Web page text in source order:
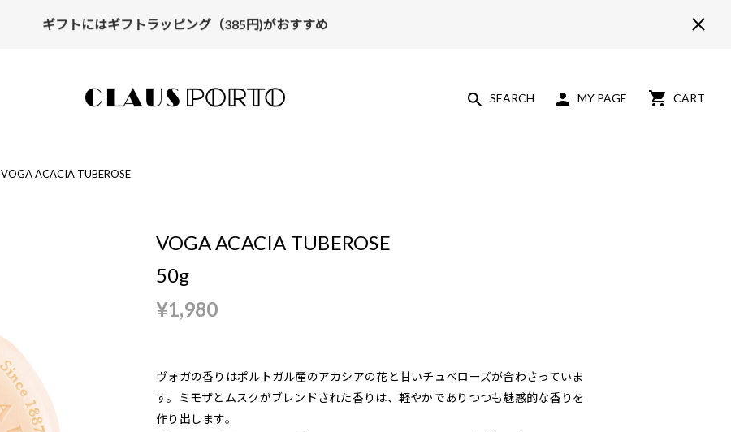
ギフトにはギフトラッピング（385円)がおすすめ
SEARCH MY PAGE CART
VOGA ACACIA TUBEROSE
VOGA ACACIA TUBEROSE
50g
¥1,980
ヴォガの香りはポルトガル産のアカシアの花と甘いチュベローズが合わさっていま
す。ミモザとムスクがブレンドされた香りは、軽やかでありつつも魅惑的な香りを
作り出します。